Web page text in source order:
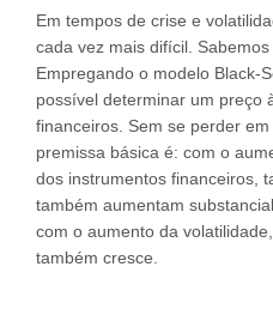
Em tempos de crise e
cada vez mais difícil. Sabemos
Empregando o modelo Black-
possível determinar um preço
financeiros. Sem se perder
premissa básica é: com o
dos instrumentos financeiros,
também aumentam
com o aumento da
também cresce.